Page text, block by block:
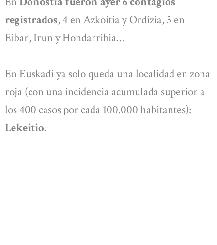
registrados, 4 en Azkoitia y Ordizia, 3 en
Eibar, Irun y Hondarribia…
En Euskadi ya solo queda una localidad en zona
roja (con una incidencia acumulada superior a
los 400 casos por cada 100.000 habitantes):
Lekeitio.